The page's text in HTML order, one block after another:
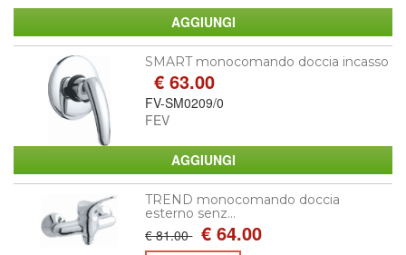
SMART monocomando doccia incasso
€ 63.00
FV-SM0209/0
FEV
TREND monocomando doccia
esterno senz...
€ 81.00 € 64.00